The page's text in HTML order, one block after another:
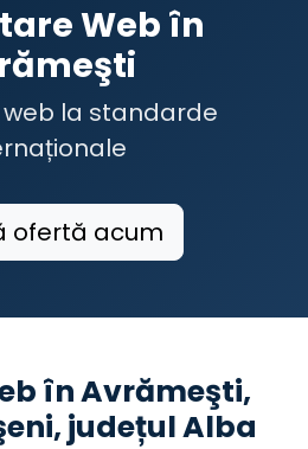
Web în
web la standarde
ofertă acum
în Avrămeşti,
județul Alba